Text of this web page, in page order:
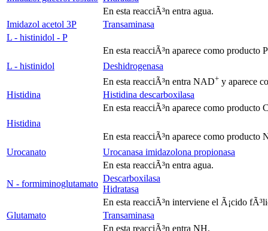
En esta reacciÃ³n entra agua.
Imidazol acetol 3P
Transaminasa
L - histinidol - P
En esta reacciÃ³n aparece como producto
L - histinidol
Deshidrogenasa
En esta reacciÃ³n entra NAD+ y aparece
Histidina
Histidina descarboxilasa
En esta reacciÃ³n aparece como producto
Histidina
En esta reacciÃ³n aparece como producto
Urocanato
Urocanasa imidazolona propionasa
En esta reacciÃ³n entra agua.
N - formiminoglutamato
Descarboxilasa
Hidratasa
En esta reacciÃ³n interviene el Ã¡cido
Glutamato
Transaminasa
En esta reacciÃ³n entra NH.